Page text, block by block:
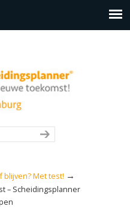
blijven? Met test! →
– Scheidingsplanner